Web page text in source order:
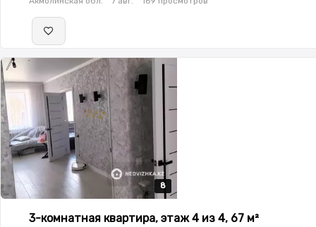
8
8
8
8
8
3-комнатная квартира, этаж 4 из 4, 67 м²